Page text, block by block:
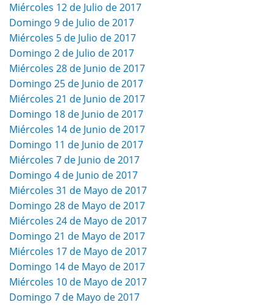
Miércoles 12 de Julio de 2017
Domingo 9 de Julio de 2017
Miércoles 5 de Julio de 2017
Domingo 2 de Julio de 2017
Miércoles 28 de Junio de 2017
Domingo 25 de Junio de 2017
Miércoles 21 de Junio de 2017
Domingo 18 de Junio de 2017
Miércoles 14 de Junio de 2017
Domingo 11 de Junio de 2017
Miércoles 7 de Junio de 2017
Domingo 4 de Junio de 2017
Miércoles 31 de Mayo de 2017
Domingo 28 de Mayo de 2017
Miércoles 24 de Mayo de 2017
Domingo 21 de Mayo de 2017
Miércoles 17 de Mayo de 2017
Domingo 14 de Mayo de 2017
Miércoles 10 de Mayo de 2017
Domingo 7 de Mayo de 2017